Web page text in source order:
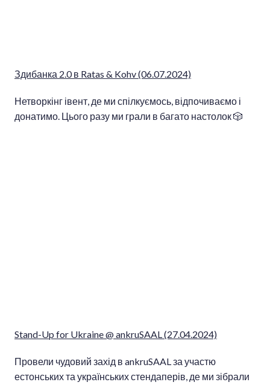
Здибанка 2.0 в Ratas & Kohv (06.07.2024)
Нетворкінг івент, де ми спілкуємось, відпочиваємо і
донатимо. Цього разу ми грали в багато настолок 🎲
Stand-Up for Ukraine @ ankruSAAL (27.04.2024)
Провели чудовий захід в ankruSAAL за участю
естонських та українських стендаперів, де ми зібрали